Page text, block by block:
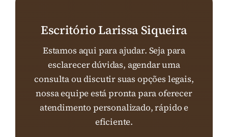
Escritório Larissa Siqueira
Estamos aqui para ajudar. Seja para
esclarecer dúvidas, agendar uma
consulta ou discutir suas opções legais,
nossa equipe está pronta para oferecer
atendimento personalizado, rápido e
eficiente.